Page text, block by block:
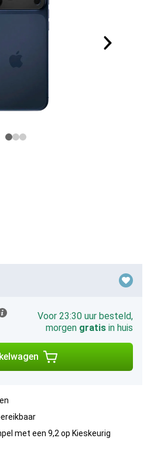
Voor 23:30 uur besteld,
morgen gratis in huis
met een 9,2 op Kieskeurig